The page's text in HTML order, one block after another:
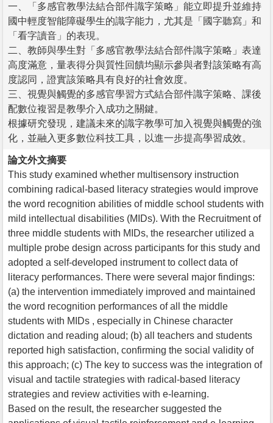
一、「多感官教學法結合部件識字策略」能立即提升並維持
國中輕度智能障礙學生的識字能力，尤其是「國字聽寫」和
「看字讀音」的表現。
二、教師與學生對「多感官教學法結合部件識字策略」表達
高度滿意，量表得分與質性回饋均顯示參與者對該策略有高
度認同，證實該策略具有良好的社會效度。
三、視覺與觸覺的多感官學習方式結合部件識字策略、課後
配數位複習是教學介入成功之關鍵。
根據研究發現，建議未來的識字教學可加入視覺與觸覺的強
化，並融入更多數位科技工具，以進一步提高學習成效。
論文外文摘要
This study examined whether multisensory instruction
combining radical-based literacy strategies would improve
the word recognition abilities of middle school students with
mild intellectual disabilities (MIDs). With the Recruitment of
three middle students with MIDs, the researcher utilized a
multiple probe design across participants for this study and
adopted a self-developed instrument to collect data of
literacy performances. There were several major findings:
(a) the intervention immediately improved and maintained
the word recognition performances of all the middle
students with MIDs , especially in Chinese character
dictation and reading aloud; (b) all teachers and students
reported high satisfaction, confirming the social validity of
this approach; (c) The key to success was the integration of
visual and tactile strategies with radical-based literacy
strategies and review activities with e-learning.
Based on the result, the researcher suggested the